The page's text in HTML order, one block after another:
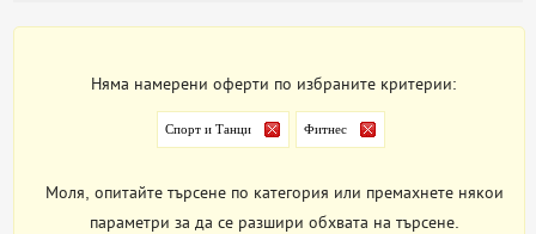
Няма намерени оферти по избраните критерии:
Спорт и Танци Фитнес
Моля, опитайте търсене по категория или премахнете някои
параметри за да се разшири обхвата на търсене.